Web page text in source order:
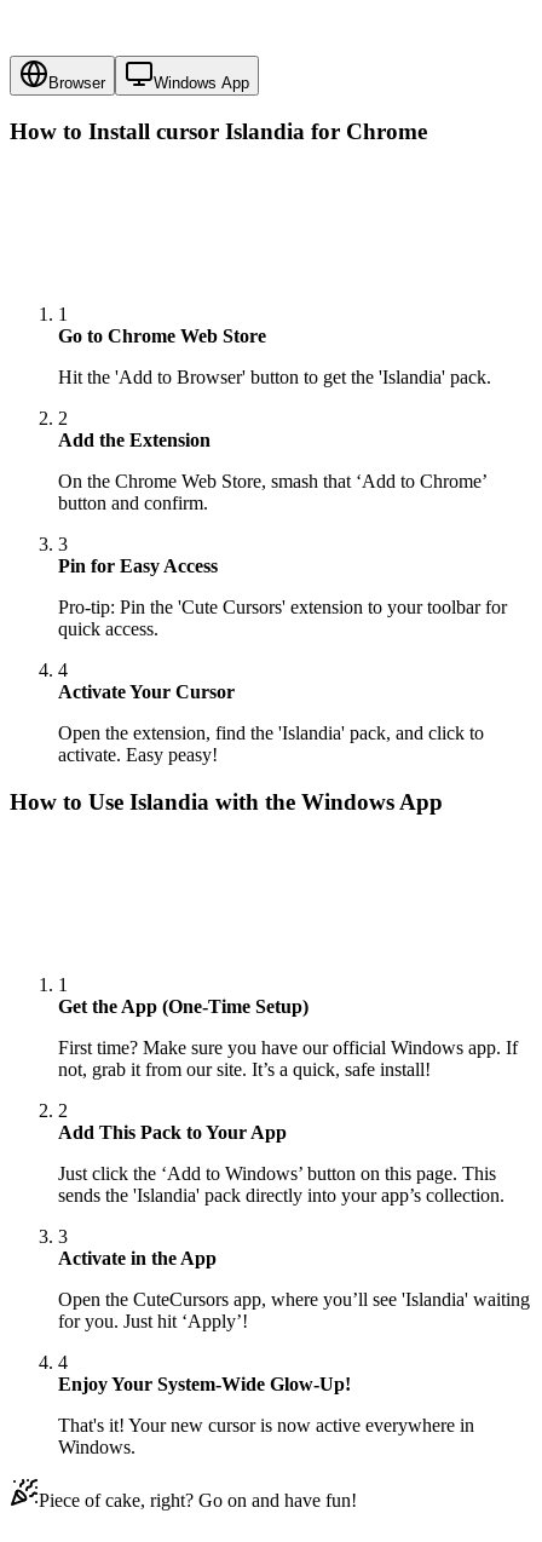
Browser Windows App
How to Install cursor Islandia for Chrome
1
Go to Chrome Web Store
Hit the 'Add to Browser' button to get the 'Islandia' pack.
2
Add the Extension
On the Chrome Web Store, smash that ‘Add to Chrome’
button and confirm.
3
Pin for Easy Access
Pro-tip: Pin the 'Cute Cursors' extension to your toolbar for
quick access.
4
Activate Your Cursor
Open the extension, find the 'Islandia' pack, and click to
activate. Easy peasy!
How to Use Islandia with the Windows App
1
Get the App (One-Time Setup)
First time? Make sure you have our official Windows app. If
not, grab it from our site. It’s a quick, safe install!
2
Add This Pack to Your App
Just click the ‘Add to Windows’ button on this page. This
sends the 'Islandia' pack directly into your app’s collection.
3
Activate in the App
Open the CuteCursors app, where you’ll see 'Islandia' waiting
for you. Just hit ‘Apply’!
4
Enjoy Your System-Wide Glow-Up!
That's it! Your new cursor is now active everywhere in
Windows.
Piece of cake, right? Go on and have fun!